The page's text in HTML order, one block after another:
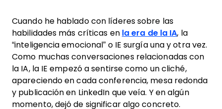
Cuando he hablado con líderes sobre las
habilidades más críticas en la era de la IA, la
“inteligencia emocional” o IE surgía una y otra vez.
Como muchas conversaciones relacionadas con
la IA, la IE empezó a sentirse como un cliché,
apareciendo en cada conferencia, mesa redonda
y publicación en LinkedIn que veía. Y en algún
momento, dejó de significar algo concreto.